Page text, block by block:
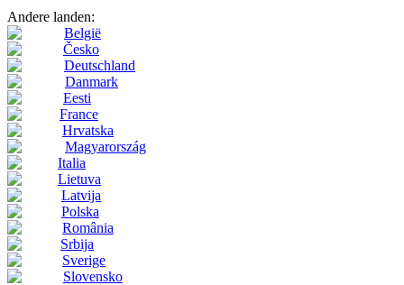
Andere landen:
België
Česko
Deutschland
Danmark
Eesti
France
Hrvatska
Magyarország
Italia
Lietuva
Latvija
Polska
România
Srbija
Sverige
Slovensko